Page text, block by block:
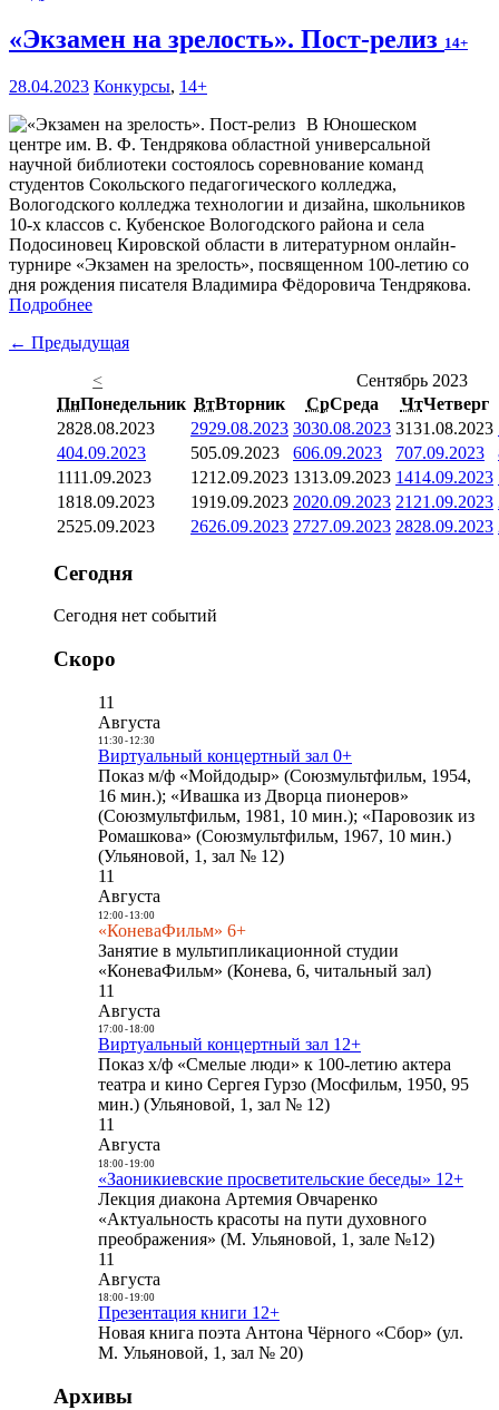
«Экзамен на зрелость». Пост-релиз 14+
28.04.2023 Конкурсы, 14+
В Юношеском
центре им. В. Ф. Тендрякова областной универсальной
научной библиотеки состоялось соревнование команд
студентов Сокольского педагогического колледжа,
Вологодского колледжа технологии и дизайна, школьников
10-х классов с. Кубенское Вологодского района и села
Подосиновец Кировской области в литературном онлайн-
турнире «Экзамен на зрелость», посвященном 100-летию со
дня рождения писателя Владимира Фёдоровича Тендрякова.
Подробнее
← Предыдущая
<
Сентябрь 2023
ПнПонедельник ВтВторник СрСреда ЧтЧетверг
2828.08.2023 2929.08.2023 3030.08.2023 3131.08.2023
404.09.2023 505.09.2023 606.09.2023 707.09.2023
1111.09.2023 1212.09.2023 1313.09.2023 1414.09.2023
1818.09.2023 1919.09.2023 2020.09.2023 21 21.09.2023
2525.09.2023 2626.09.2023 2727.09.2023 2828.09.2023
Сегодня
Сегодня нет событий
Скоро
11
Августа
11:30- 12:30
Виртуальный концертный зал 0+
Показ м/ф «Мойдодыр» (Союзмультфильм, 1954,
16 мин.); «Ивашка из Дворца пионеров»
(Союзмультфильм, 1981, 10 мин.); «Паровозик из
Ромашкова» (Союзмультфильм, 1967, 10 мин.)
(Ульяновой, 1, зал № 12)
11
Августа
12:00- 13:00
«КоневаФильм» 6+
Занятие в мультипликационной студии
«КоневаФильм» (Конева, 6, читальный зал)
11
Августа
17:00- 18:00
Виртуальный концертный зал 12+
Показ х/ф «Смелые люди» к 100-летию актера
театра и кино Сергея Гурзо (Мосфильм, 1950, 95
мин.) (Ульяновой, 1, зал № 12)
11
Августа
18:00- 19:00
«Заоникиевские просветительские беседы» 12+
Лекция диакона Артемия Овчаренко
«Актуальность красоты на пути духовного
преображения» (М. Ульяновой, 1, зале №12)
11
Августа
18:00- 19:00
Презентация книги 12+
Новая книга поэта Антона Чёрного «Сбор» (ул.
М. Ульяновой, 1, зал № 20)
Архивы